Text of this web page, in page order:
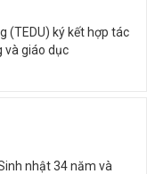
(TEDU) ký kết hợp tác
và giáo dục
nhật 34 năm và